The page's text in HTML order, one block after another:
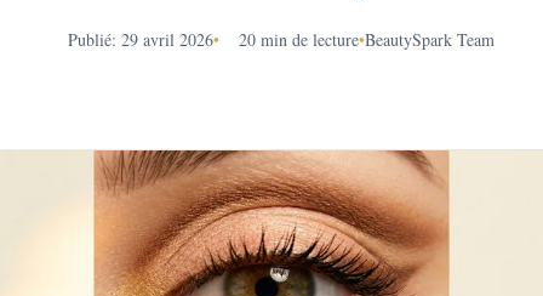
Publié: 29 avril 2026• 20 min de lecture•BeautySpark Team